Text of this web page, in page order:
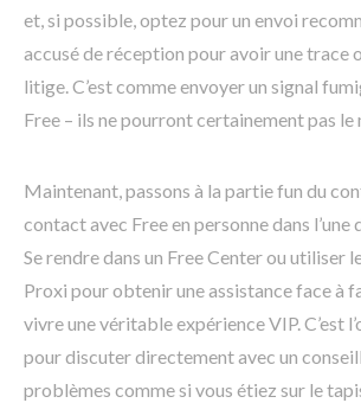
et, si possible, optez pour un envoi
accusé de réception pour avoir une trace
litige. C’est comme envoyer un signal
Free – ils ne pourront certainement pas le
Maintenant, passons à la partie fun du
contact avec Free en personne dans l’une
Se rendre dans un Free Center ou utiliser
Proxi pour obtenir une assistance face à
vivre une véritable expérience VIP. C’est
pour discuter directement avec un
problèmes comme si vous étiez sur le